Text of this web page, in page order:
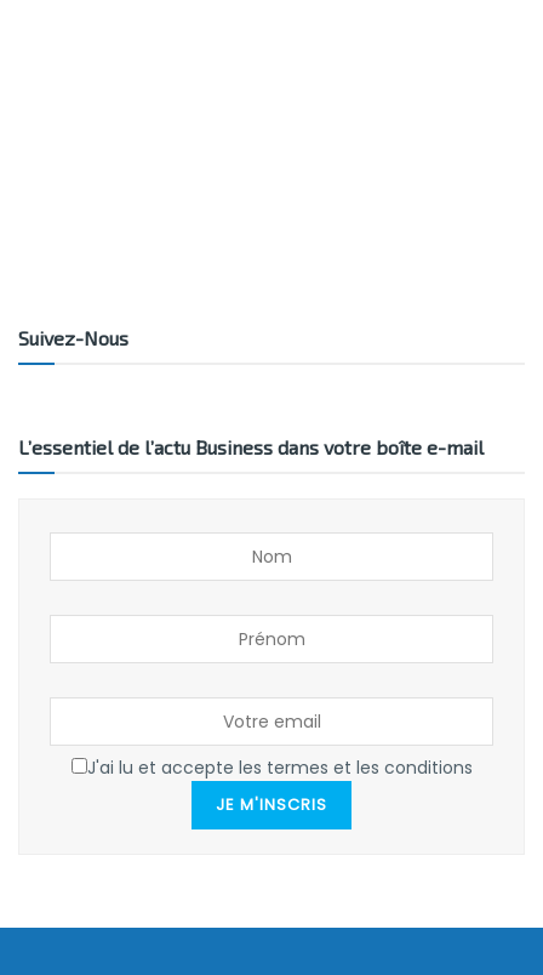
Suivez-Nous
L’essentiel de l’actu Business dans votre boîte e-mail
J'ai lu et accepte les termes et les conditions
JE M'INSCRIS